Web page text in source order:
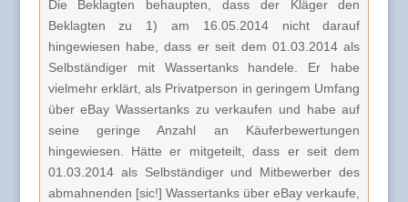
Die Beklagten behaupten, dass der Kläger den
Beklagten zu 1) am 16.05.2014 nicht darauf
hingewiesen habe, dass er seit dem 01.03.2014 als
Selbständiger mit Wassertanks handele. Er habe
vielmehr erklärt, als Privatperson in geringem Umfang
über eBay Wassertanks zu verkaufen und habe auf
seine geringe Anzahl an Käuferbewertungen
hingewiesen. Hätte er mitgeteilt, dass er seit dem
01.03.2014 als Selbständiger und Mitbewerber des
abmahnenden [sic!] Wassertanks über eBay verkaufe,